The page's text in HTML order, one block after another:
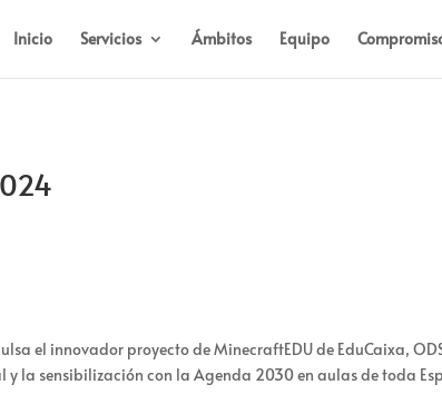
Inicio Servicios Ámbitos Equipo
el innovador proyectodeMinecraftEDUde EduCaixa,
y la sensibilización con la Agenda 2030en aulas de toda